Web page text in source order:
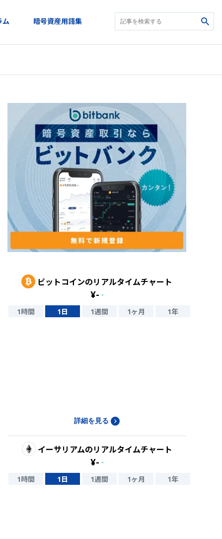
ム 暗号資産用語集
ビットコインのリアルタイムチャート
¥- -
1時間 1日 1週間 1ヶ月 1年
詳細を見る
イーサリアムのリアルタイムチャート
¥- -
1時間 1日 1週間 1ヶ月 1年